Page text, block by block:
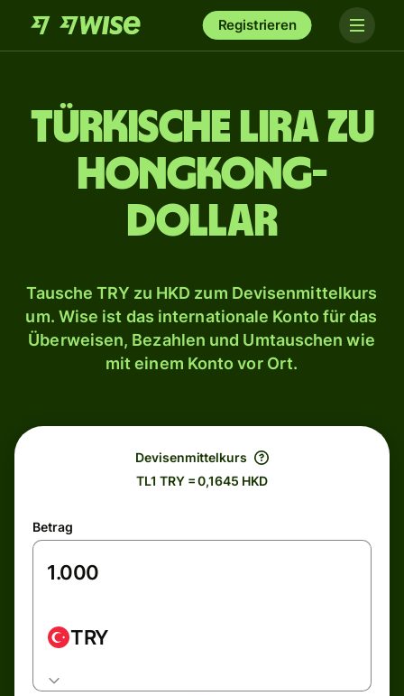
Registrieren
Türkische Lira zu
Hongkong-
Dollar
Tausche TRY zu HKD zum Devisenmittelkurs
um. Wise ist das internationale Konto für das
Überweisen, Bezahlen und Umtauschen wie
mit einem Konto vor Ort.
Devisenmittelkurs
TL1 TRY = 0,1645 HKD
Betrag
TRY